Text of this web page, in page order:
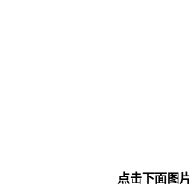
点击下面图